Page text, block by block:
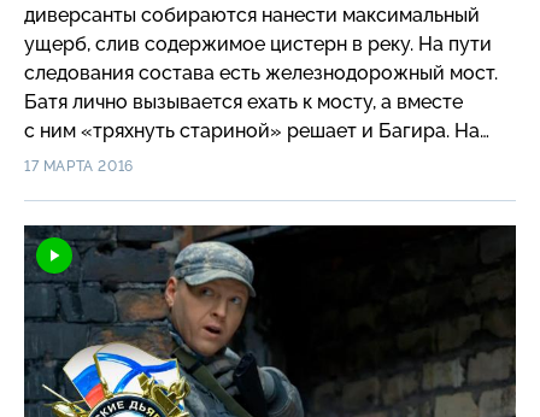
диверсанты собираются нанести максимальный
ущерб, слив содержимое цистерн в реку. На пути
следования состава есть железнодорожный мост.
Батя лично вызывается ехать к мосту, а вместе
с ним «тряхнуть стариной» решает и Багира. На
снегоходе по замерзшему руслу реки они мчатся
машиниста, ситуация продолжает оставаться
взрывоопасной: выясняется, что до моста состав
остановить невозможно…
17 МАРТА 2016